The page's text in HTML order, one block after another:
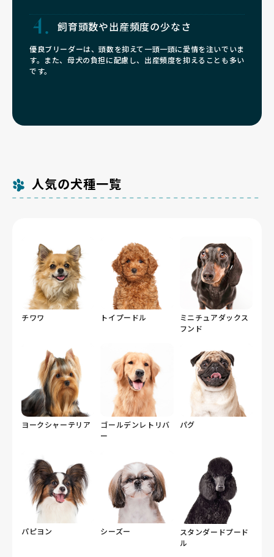
飼育頭数や出産頻度の少なさ
優良ブリーダーは、頭数を抑えて一頭一頭に愛情を注いでいま
す。また、母犬の負担に配慮し、出産頻度を抑えることも多い
です。
人気の犬種一覧
チワワ トイプードル
ミニチュアダックス
フンド
ヨークシャーテリア
ゴールデンレトリバ
ー
パグ
パピヨン シーズー
スタンダードプード
ル